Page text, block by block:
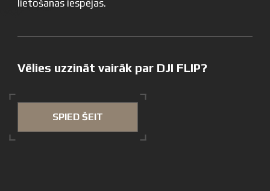
lietošanas iespējas.
Vēlies uzzināt vairāk par DJI FLIP?
SPIED ŠEIT